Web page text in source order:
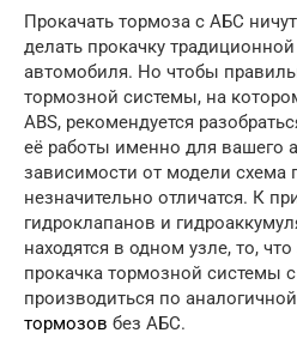
Прокачать тормоза с АБС
делать прокачку
автомобиля. Но чтобы
тормозной системы, на
ABS, рекомендуется
её работы именно для вашего
зависимости от модели схема
незначительно отличатся. К
гидроклапанов и
находятся в одном узле, то,
прокачка тормозной системы
производиться по
тормозов без АБС.